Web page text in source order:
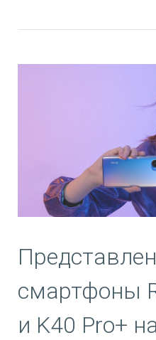
смартфоны
и K40 Pro+